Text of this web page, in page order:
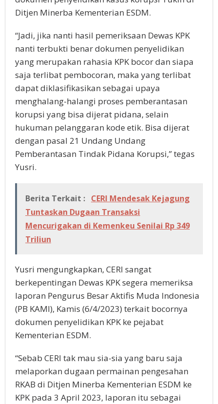
Ditjen Minerba Kementerian ESDM.
“Jadi, jika nanti hasil pemeriksaan Dewas KPK
nanti terbukti benar dokumen penyelidikan
yang merupakan rahasia KPK bocor dan siapa
saja terlibat pembocoran, maka yang terlibat
dapat diklasifikasikan sebagai upaya
menghalang-halangi proses pemberantasan
korupsi yang bisa dijerat pidana, selain
hukuman pelanggaran kode etik. Bisa dijerat
dengan pasal 21 Undang Undang
Pemberantasan Tindak Pidana Korupsi,” tegas
Yusri.
Berita Terkait : CERI Mendesak Kejagung
Tuntaskan Dugaan Transaksi
Mencurigakan di Kemenkeu Senilai Rp 349
Triliun
Yusri mengungkapkan, CERI sangat
berkepentingan Dewas KPK segera memeriksa
laporan Pengurus Besar Aktifis Muda Indonesia
(PB KAMI), Kamis (6/4/2023) terkait bocornya
dokumen penyelidikan KPK ke pejabat
Kementerian ESDM.
“Sebab CERI tak mau sia-sia yang baru saja
melaporkan dugaan permainan pengesahan
RKAB di Ditjen Minerba Kementerian ESDM ke
KPK pada 3 April 2023, laporan itu sebagai